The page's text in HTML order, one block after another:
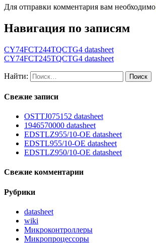
Для отправки комментария вам необходимо
Навигация по записям
CY74FCT244TQCTG4 datasheet
CY74FCT245TQCTG4 datasheet
Найти:
Свежие записи
OSTTJ075152 datasheet
1946570000 datasheet
EDSTLZ955/10-OE datasheet
EDSTL955/10-OE datasheet
EDSTLZ950/10-OE datasheet
Свежие комментарии
Рубрики
datasheet
wiki
Микроконтроллеры
Микропроцессоры